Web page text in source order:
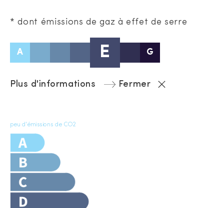
* dont émissions de gaz à effet de serre
A E G
Plus d'informations Fermer
peu d'émissions de CO2